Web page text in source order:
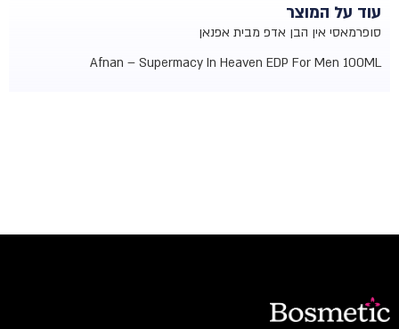
עוד על המוצר
סופרמאסי אין הבן אדפ מבית אפנאן
Afnan – Supermacy In Heaven EDP For Men 100ML